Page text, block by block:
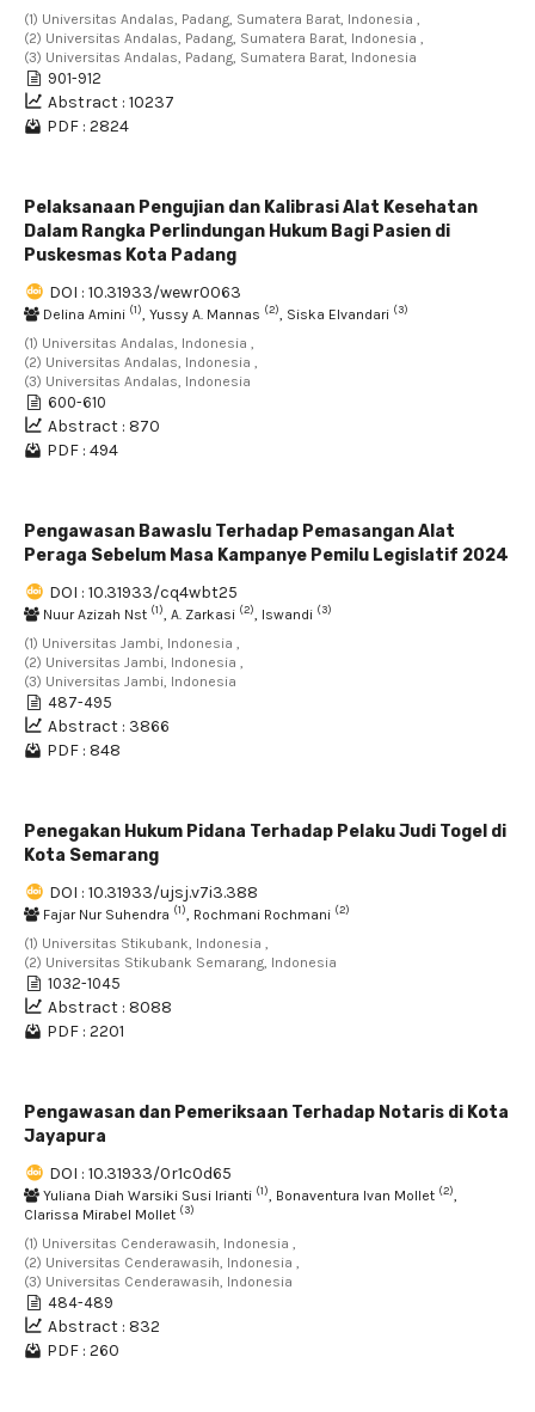
(1) Universitas Andalas, Padang, Sumatera Barat, Indonesia ,
(2) Universitas Andalas, Padang, Sumatera Barat, Indonesia ,
(3) Universitas Andalas, Padang, Sumatera Barat, Indonesia
901-912
Abstract : 10237
PDF : 2824
Pelaksanaan Pengujian dan Kalibrasi Alat Kesehatan
Dalam Rangka Perlindungan Hukum Bagi Pasien di
Puskesmas Kota Padang
DOI : 10.31933/wewr0063
Delina Amini (1) , Yussy A. Mannas (2) , Siska Elvandari (3)
(1) Universitas Andalas, Indonesia ,
(2) Universitas Andalas, Indonesia ,
(3) Universitas Andalas, Indonesia
600-610
Abstract : 870
PDF : 494
Pengawasan Bawaslu Terhadap Pemasangan Alat
Peraga Sebelum Masa Kampanye Pemilu Legislatif 2024
DOI : 10.31933/cq4wbt25
Nuur Azizah Nst (1) , A. Zarkasi (2) , Iswandi (3)
(1) Universitas Jambi, Indonesia ,
(2) Universitas Jambi, Indonesia ,
(3) Universitas Jambi, Indonesia
487-495
Abstract : 3866
PDF : 848
Penegakan Hukum Pidana Terhadap Pelaku Judi Togel di
Kota Semarang
DOI : 10.31933/ujsj.v7i3.388
Fajar Nur Suhendra (1) , Rochmani Rochmani (2)
(1) Universitas Stikubank, Indonesia ,
(2) Universitas Stikubank Semarang, Indonesia
1032-1045
Abstract : 8088
PDF : 2201
Pengawasan dan Pemeriksaan Terhadap Notaris di Kota
Jayapura
DOI : 10.31933/0r1c0d65
Yuliana Diah Warsiki Susi Irianti (1) , Bonaventura Ivan Mollet (2)
Clarissa Mirabel Mollet (3)
(1) Universitas Cenderawasih, Indonesia ,
(2) Universitas Cenderawasih, Indonesia ,
(3) Universitas Cenderawasih, Indonesia
484-489
Abstract : 832
PDF : 260